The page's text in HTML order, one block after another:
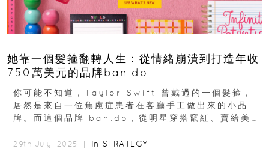
她靠一個髮箍翻轉人生：從情緒崩潰到打造年收
750萬美元的品牌ban.do
你可能不知道，Taylor Swift 曾戴過的一個髮箍，
居然是來自一位焦慮症患者在客廳手工做出來的小品
牌。而這個品牌 ban.do，從明星穿搭竄紅、賣給美國
29th July, 2025 ｜ In STRATEGY